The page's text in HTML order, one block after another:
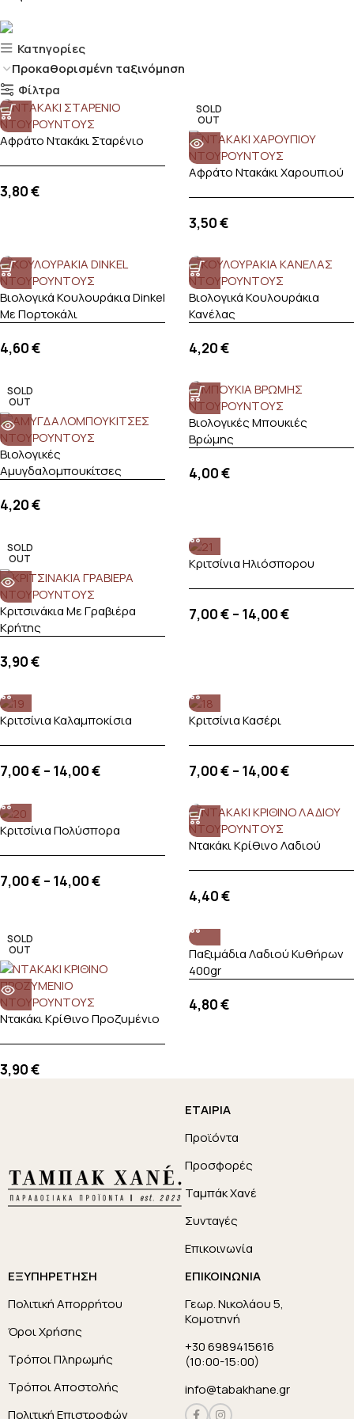
Κατηγορίες
Φίλτρα
Αφράτο Ντακάκι Σταρένιο
3,80€
SOLD
OUT
Αφράτο Ντακάκι Χαρουπιού
3,50€
Βιολογικά Κουλουράκια Dinkel
Με Πορτοκάλι
4,60€
Βιολογικά Κουλουράκια
Κανέλας
4,20€
SOLD
OUT
Βιολογικές
Αμυγδαλομπουκίτσες
4,20€
Βιολογικές Μπουκιές
Βρώμης
4,00€
SOLD
OUT
Κριτσινάκια Με Γραβιέρα
Κρήτης
3,90€
Κριτσίνια Ηλιόσπορου
7,00€ – 14,00€
Κριτσίνια Καλαμποκίσια
7,00€ – 14,00€
Κριτσίνια Κασέρι
7,00€ – 14,00€
Κριτσίνια Πολύσπορα
7,00€ – 14,00€
Ντακάκι Κρίθινο Λαδιού
4,40€
SOLD
OUT
Ντακάκι Κρίθινο Προζυμένιο
3,90€
Παξιμάδια Λαδιού Κυθήρων
400gr
4,80€
EΤΑΙΡΙΑ
Προϊόντα
Προσφορές
Ταμπάκ Χανέ
Συνταγές
Επικοινωνία
EΞΥΠΗΡΕΤΗΣΗ
Πολιτική Απορρήτου
Όροι Χρήσης
Τρόποι Πληρωμής
Τρόποι Αποστολής
Πολιτική Επιστροφών
EΠΙΚΟΙΝΩΝΙΑ
Γεωρ. Νικολάου 5,
Κομοτηνή
+30 6989415616
(10:00-15:00)
info@tabakhane.gr